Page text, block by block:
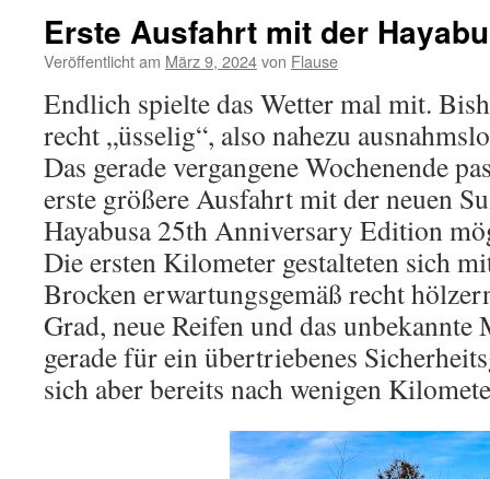
Erste Ausfahrt mit der
Veröffentlicht am März 9, 2024von Flause
Endlich spielte das Wetter mal mit.
recht „üsselig“, also nahezu
Das gerade vergangene Wochenende
erste größere Ausfahrt mit der neuen
Hayabusa 25th Anniversary Edition
Die ersten Kilometer gestalteten sich
Brocken erwartungsgemäß recht
Grad, neue Reifen und das
gerade für ein übertriebenes
sich aber bereits nach wenigen